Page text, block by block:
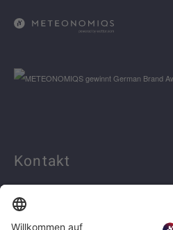
Kontakt
info@meteonomiqs.com